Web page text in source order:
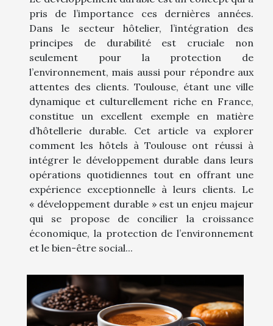
pris de l’importance ces dernières années.
Dans le secteur hôtelier, l’intégration des
principes de durabilité est cruciale non
seulement pour la protection de
l’environnement, mais aussi pour répondre aux
attentes des clients. Toulouse, étant une ville
dynamique et culturellement riche en France,
constitue un excellent exemple en matière
d’hôtellerie durable. Cet article va explorer
comment les hôtels à Toulouse ont réussi à
intégrer le développement durable dans leurs
opérations quotidiennes tout en offrant une
expérience exceptionnelle à leurs clients. Le
« développement durable » est un enjeu majeur
qui se propose de concilier la croissance
économique, la protection de l’environnement
et le bien-être social...